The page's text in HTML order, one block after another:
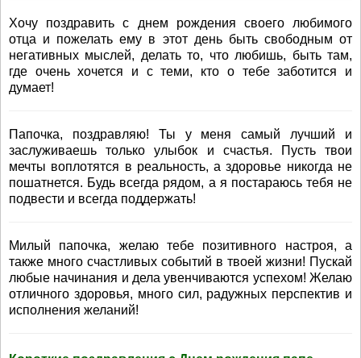
Хочу поздравить с днем рождения своего любимого
отца и пожелать ему в этот день быть свободным от
негативных мыслей, делать то, что любишь, быть там,
где очень хочется и с теми, кто о тебе заботится и
думает!
Папочка, поздравляю! Ты у меня самый лучший и
заслуживаешь только улыбок и счастья. Пусть твои
мечты воплотятся в реальность, а здоровье никогда не
пошатнется. Будь всегда рядом, а я постараюсь тебя не
подвести и всегда поддержать!
Милый папочка, желаю тебе позитивного настроя, а
также много счастливых событий в твоей жизни! Пускай
любые начинания и дела увенчиваются успехом! Желаю
отличного здоровья, много сил, радужных перспектив и
исполнения желаний!